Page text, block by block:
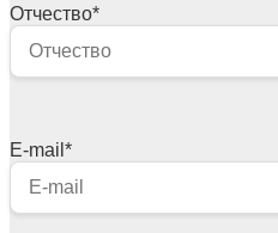
Отчество*
E-mail *